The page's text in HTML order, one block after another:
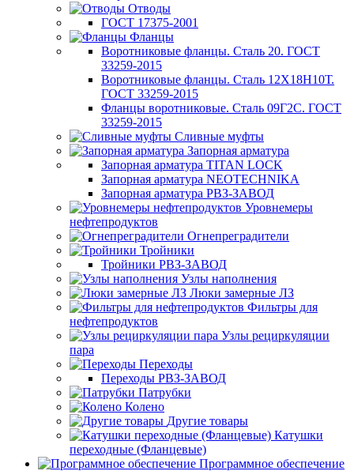
Отводы
ГОСТ 17375-2001
Фланцы
Воротниковые фланцы. Сталь 20. ГОСТ
33259-2015
Воротниковые фланцы. Сталь 12Х18Н10Т.
ГОСТ 33259-2015
Фланцы воротниковые. Сталь 09Г2С. ГОСТ
33259-2015
Сливные муфты
Запорная арматура
Запорная арматура TITAN LOCK
Запорная арматура NEOTECHNIKA
Запорная арматура РВЗ-ЗАВОД
Уровнемеры
нефтепродуктов
Огнепреградители
Тройники
Тройники РВЗ-ЗАВОД
Узлы наполнения
Люки замерные ЛЗ
Фильтры для
нефтепродуктов
Узлы рециркуляции
пара
Переходы
Переходы РВЗ-ЗАВОД
Патрубки
Колено
Другие товары
Катушки
переходные (Фланцевые)
Программное обеспечение